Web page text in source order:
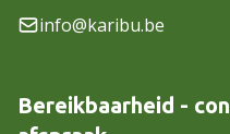
info@karibu.be
Bereikbaarheid -